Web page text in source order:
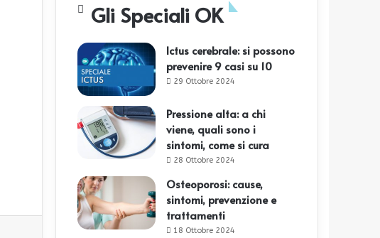
Gli Speciali OK
Ictus cerebrale: si possono
prevenire 9 casi su 10
29 Ottobre 2024
Pressione alta: a chi
viene, quali sono i
sintomi, come si cura
28 Ottobre 2024
Osteoporosi: cause,
sintomi, prevenzione e
trattamenti
18 Ottobre 2024